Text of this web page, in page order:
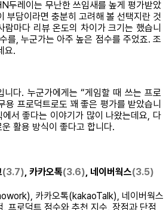
두레이는 무난한 쓰임새를 높게 평가받았
부담이라면 충분히 고려해 볼 선택지란 것
람마다 리뷰 온도의 차이가 크기는 했습니
를, 누군가는 아주 높은 점수를 주었죠. 조
요.
니다. 누군가에게는 “게임할 때 쓰는 프로
용 프로덕트로도 꽤 좋은 평가를 받았습니
서 좋다는 이야기가 많이 나왔는데요, 다
활용 방식이 좋다고 합니다.
(3.7), 카카오톡(3.6), 네이버웍스(3.5)